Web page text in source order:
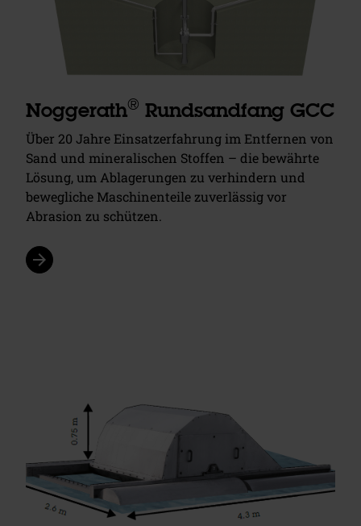
Noggerath® Rundsandfang GCC
Über 20 Jahre Einsatzerfahrung im Entfernen von
Sand und mineralischen Stoffen – die bewährte
Lösung, um Ablagerungen zu verhindern und
bewegliche Maschinenteile zuverlässig vor
Abrasion zu schützen.
arrow_forward